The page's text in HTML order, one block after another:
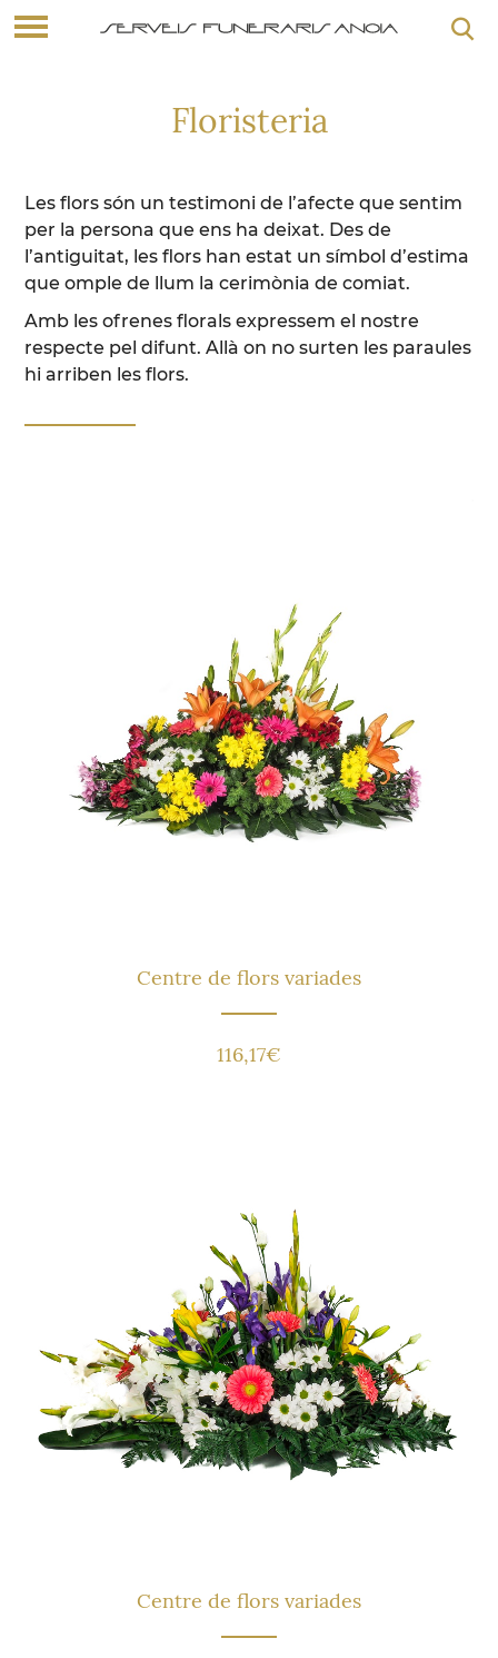
Floristeria
Les flors són un testimoni de l’afecte que sentim
per la persona que ens ha deixat. Des de
l’antiguitat, les flors han estat un símbol d’estima
que omple de llum la cerimònia de comiat.
Amb les ofrenes florals expressem el nostre
respecte pel difunt. Allà on no surten les paraules
hi arriben les flors.
Centre de flors variades
116,17€
Centre de flors variades